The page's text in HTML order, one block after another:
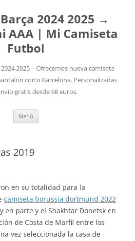
2024 2025 →
AAA | Mi Camiseta
Futbol
2025 – Ofrecemos nueva camiseta
corto Barcelona. Personalizadas
gratis desde 68 euros.
Menú
2019
en su totalidad para la
camiseta borussia dortmund 2022
en parte y el Shakhtar Donetsk en
de Costa de Marfil entre los
vez seleccionada la casa de